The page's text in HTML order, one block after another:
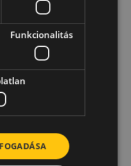
oldalam
Máté
Funkcionalitás